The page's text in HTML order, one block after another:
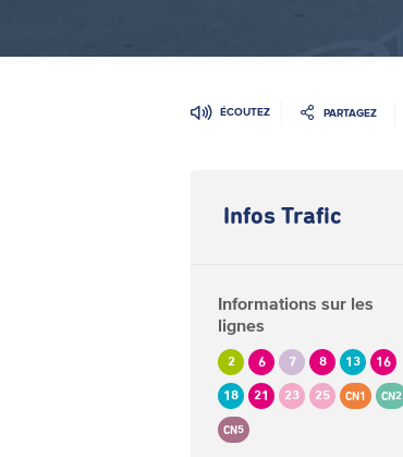
ÉCOUTEZ PARTAGEZ
Infos Trafic
Informations sur les
lignes
2 6 7 8 13 16
18 21 23 25 CN1 CN2
CN5